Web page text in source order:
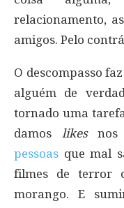
relacionamento,
amigos. Pelo
O descompasso
alguém de
tornado uma
damos
likesnos
pessoas que mal
filmes de terror
morango. E